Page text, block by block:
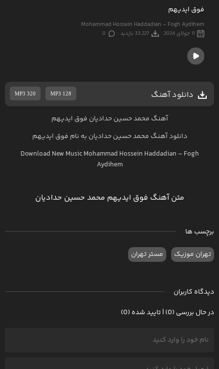
فوق ایدیهم
Mohammad Hossein Haddadian - Fogh Aydihem
11 جولای 2024 33,227 بازدید 0
دانلود آهنگ MP3 320 MP3 128
آهنگ محمد حسین حدادیان فوق ایدیهم
دانلود آهنگ محمد حسین حدادیان به نام فوق ایدیهم
Download New MusicMohammad Hossein Haddadian – Fogh
Aydihem
متن آهنگ فوق ایدیهم محمد حسین حدادیان
برچسب ها
تهران موزیک مستر تهران
دیدگاه کاربران
در حال بررسی (0) | تایید شده (0)